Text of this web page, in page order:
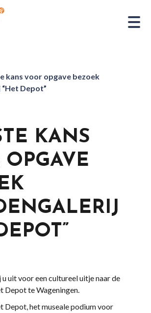
kans voor opgave bezoek
Depot”
KANS
OPGAVE
uit voor een cultureel uitje naar de
Depot te Wageningen.
Depot, het museale podium voor